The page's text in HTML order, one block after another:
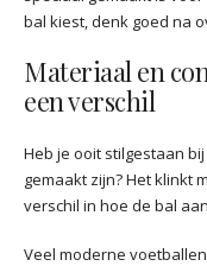
bal kiest, denk goed na
Materiaal en
een verschil
Heb je ooit stilgestaan
gemaakt zijn? Het klinkt
verschil in hoe de bal
Veel moderne